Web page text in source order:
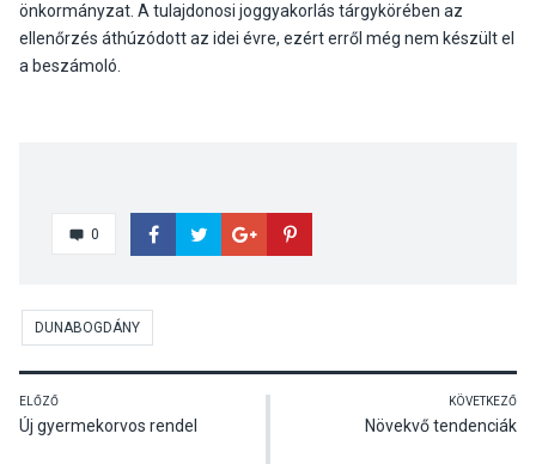
önkormányzat. A tulajdonosi joggyakorlás tárgykörében az
ellenőrzés áthúzódott az idei évre, ezért erről még nem készült el
a beszámoló.
0
DUNABOGDÁNY
ELŐZŐ
Új gyermekorvos rendel
KÖVETKEZŐ
Növekvő tendenciák